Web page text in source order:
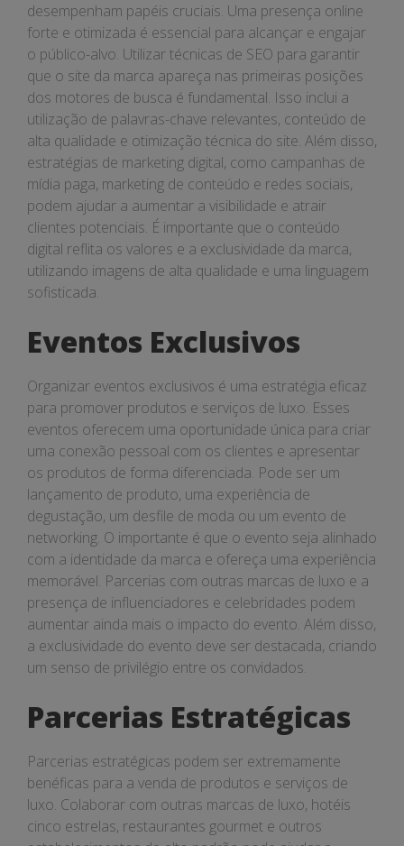
desempenham papéis cruciais. Uma presença online
forte e otimizada é essencial para alcançar e engajar
o público-alvo. Utilizar técnicas de SEO para garantir
que o site da marca apareça nas primeiras posições
dos motores de busca é fundamental. Isso inclui a
utilização de palavras-chave relevantes, conteúdo de
alta qualidade e otimização técnica do site. Além disso,
estratégias de marketing digital, como campanhas de
mídia paga, marketing de conteúdo e redes sociais,
podem ajudar a aumentar a visibilidade e atrair
clientes potenciais. É importante que o conteúdo
digital reflita os valores e a exclusividade da marca,
utilizando imagens de alta qualidade e uma linguagem
sofisticada.
Eventos Exclusivos
Organizar eventos exclusivos é uma estratégia eficaz
para promover produtos e serviços de luxo. Esses
eventos oferecem uma oportunidade única para criar
uma conexão pessoal com os clientes e apresentar
os produtos de forma diferenciada. Pode ser um
lançamento de produto, uma experiência de
degustação, um desfile de moda ou um evento de
networking. O importante é que o evento seja alinhado
com a identidade da marca e ofereça uma experiência
memorável. Parcerias com outras marcas de luxo e a
presença de influenciadores e celebridades podem
aumentar ainda mais o impacto do evento. Além disso,
a exclusividade do evento deve ser destacada, criando
um senso de privilégio entre os convidados.
Parcerias Estratégicas
Parcerias estratégicas podem ser extremamente
benéficas para a venda de produtos e serviços de
luxo. Colaborar com outras marcas de luxo, hotéis
cinco estrelas, restaurantes gourmet e outros